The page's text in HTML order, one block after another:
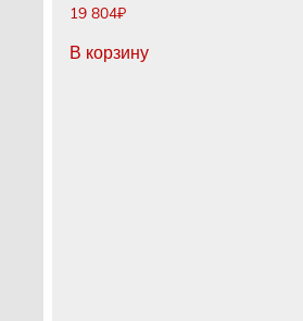
19 804₽
В корзину